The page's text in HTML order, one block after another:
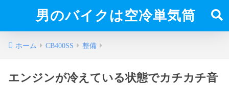
男のバイクは空冷単気筒
ホーム CB400SS 整備
エンジンが冷えている状態でカチカチ音